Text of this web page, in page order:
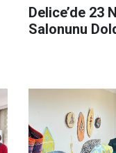
Delice’de 23
Salonunu